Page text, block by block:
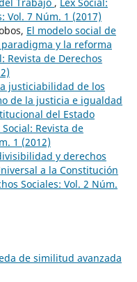
Vol. 7 Núm. 1 (2017)
El modelo social de
y la reforma
Revista de Derechos
justiciabilidad de los
de la justicia e igualdad
del Estado
Social: Revista de
1 (2012)
y derechos
a la Constitución
Sociales: Vol. 2 Núm.
de similitud avanzada